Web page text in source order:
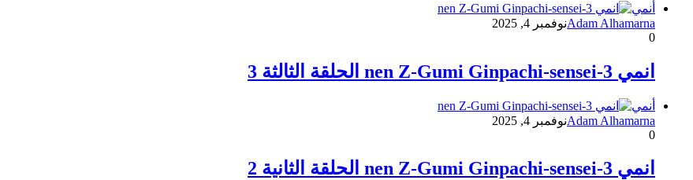
أنمي
Adam Alhamarnaنوفمبر 4, 2025
0
انمي 3-nen Z-Gumi Ginpachi-sensei الحلقة الثالثة 3
أنمي
Adam Alhamarnaنوفمبر 4, 2025
0
انمي 3-nen Z-Gumi Ginpachi-sensei الحلقة الثانية 2